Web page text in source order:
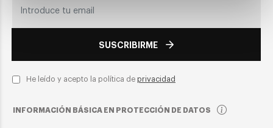
SUSCRIBIRME
He leído y acepto la política de privacidad
INFORMACIÓN BÁSICA EN PROTECCIÓN DE DATOS